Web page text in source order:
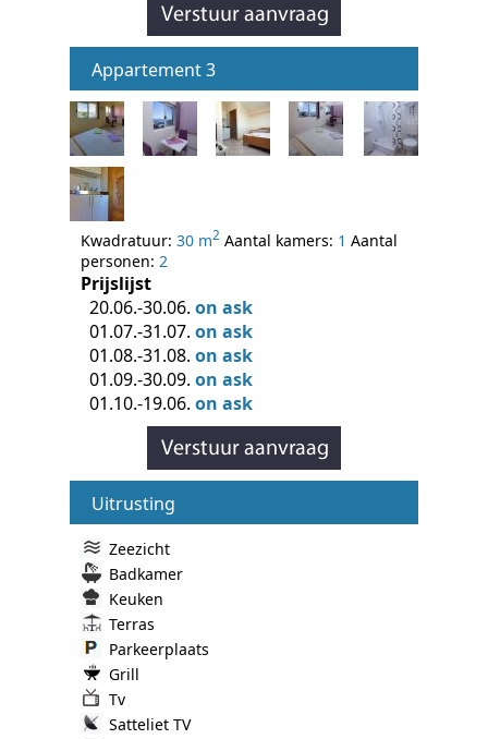
Appartement 3
Kwadratuur: 30 m2 Aantal kamers: 1 Aantal
personen: 2
Prijslijst
20.06.-30.06. on ask
01.07.-31.07. on ask
01.08.-31.08. on ask
01.09.-30.09. on ask
01.10.-19.06. on ask
Uitrusting
Zeezicht
Badkamer
Keuken
Terras
Parkeerplaats
Grill
Tv
Satteliet TV